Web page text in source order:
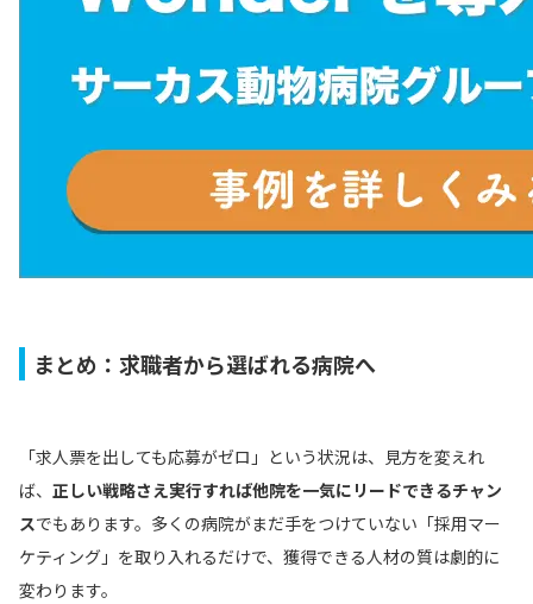
まとめ：求職者から選ばれる病院へ
「求人票を出しても応募がゼロ」という状況は、見方を変えれ
ば、 正しい戦略さえ実行すれば他院を一気にリードできるチャン
スでもあります。多くの病院がまだ手をつけていない「採用マー
ケティング」を取り入れるだけで、獲得できる人材の質は劇的に
変わります。